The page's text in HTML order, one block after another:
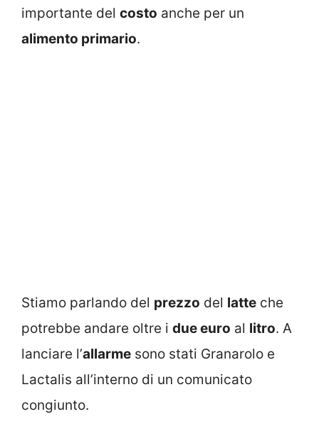
importante del costo anche per un
alimento primario.
Stiamo parlando del prezzo del latte che
potrebbe andare oltre i due euro al litro. A
lanciare l’allarme sono stati Granarolo e
Lactalis all’interno di un comunicato
congiunto.